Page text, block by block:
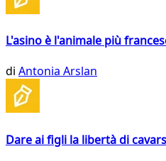
L'asino è l'animale più
di Antonia Arslan
Dare ai figli la libertà di